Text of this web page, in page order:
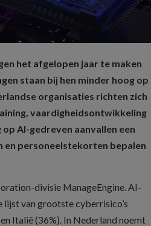
het afgelopen jaar te maken
staan bij hen minder hoog op
organisaties richten zich
vaardigheidsontwikkeling
AI-gedreven aanvallen een
personeelstekorten bepalen
divisie ManageEngine. AI-
lijst van grootste cyberrisico’s
Italië (36%). In Nederland noemt